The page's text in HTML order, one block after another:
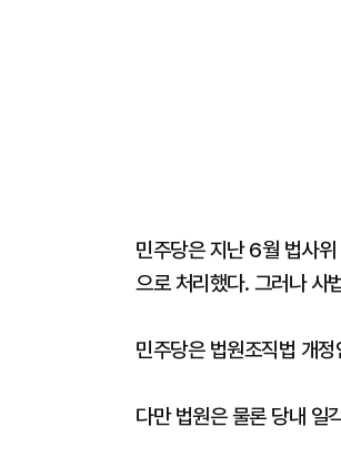
민주당은 지난 6월 법사
으로 처리했다. 그러나 사
민주당은 법원조직법 개
다만 법원은 물론 당내 일